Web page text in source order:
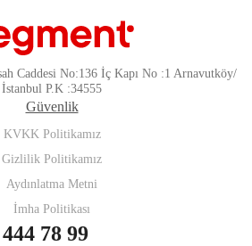
Caddesi No:136 İç Kapı No :1 Arnavutköy/
İstanbul P.K :34555
Güvenlik
KVKK Politikamız
Gizlilik Politikamız
Aydınlatma Metni
İmha Politikası
444 78 99